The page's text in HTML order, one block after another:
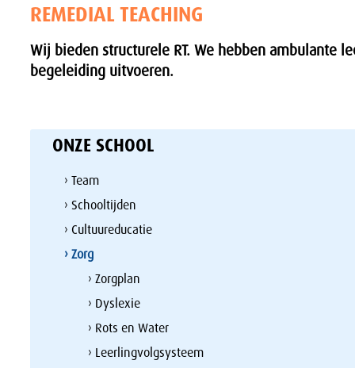
REMEDIAL TEACHING
Wij bieden structurele RT. We hebben ambulante
begeleiding uitvoeren.
ONZE SCHOOL
› Team
› Schooltijden
› Cultuureducatie
› Zorg
› Zorgplan
› Dyslexie
› Rots en Water
› Leerlingvolgsysteem